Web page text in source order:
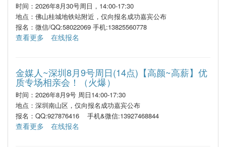
时间：2026年8月30号周日，14:00-17:30
地点：佛山桂城地铁站附近，仅向报名成功嘉宾公布
报名：微信/QQ:58022069 手机:13825560778
查看更多 在线报名
金媒人~深圳8月9号周日(14点)【高颜~高薪】优
质专场相亲会！（火爆）
时间：2026年8月9号 周日14:00-17:30
地点：深圳南山区，仅向报名成功嘉宾公布
报名：QQ:927876416 手机&微信:13927468844
查看更多 在线报名